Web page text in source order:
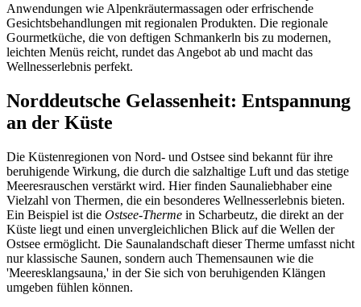
Anwendungen wie Alpenkräutermassagen oder erfrischende
Gesichtsbehandlungen mit regionalen Produkten. Die regionale
Gourmetküche, die von deftigen Schmankerln bis zu modernen,
leichten Menüs reicht, rundet das Angebot ab und macht das
Wellnesserlebnis perfekt.
Norddeutsche Gelassenheit: Entspannung
an der Küste
Die Küstenregionen von Nord- und Ostsee sind bekannt für ihre
beruhigende Wirkung, die durch die salzhaltige Luft und das stetige
Meeresrauschen verstärkt wird. Hier finden Saunaliebhaber eine
Vielzahl von Thermen, die ein besonderes Wellnesserlebnis bieten.
Ein Beispiel ist die Ostsee-Therme in Scharbeutz, die direkt an der
Küste liegt und einen unvergleichlichen Blick auf die Wellen der
Ostsee ermöglicht. Die Saunalandschaft dieser Therme umfasst nicht
nur klassische Saunen, sondern auch Themensaunen wie die
'Meeresklangsauna,' in der Sie sich von beruhigenden Klängen
umgeben fühlen können.